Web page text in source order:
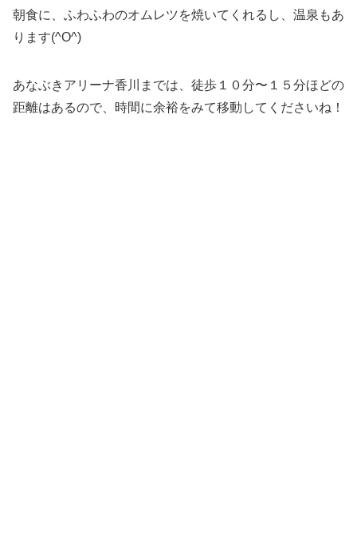
朝食に、ふわふわのオムレツを焼いてくれるし、温泉もあ
ります(^O^)
あなぶきアリーナ香川までは、徒歩１０分〜１５分ほどの
距離はあるので、時間に余裕をみて移動してくださいね！